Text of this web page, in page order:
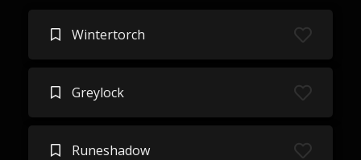
Wintertorch
Greylock
Runeshadow